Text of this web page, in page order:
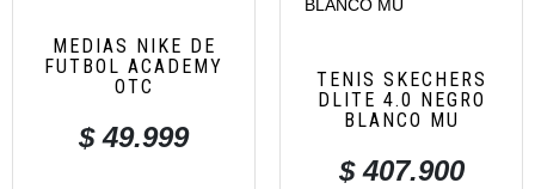
MEDIAS NIKE DE
FUTBOL ACADEMY
OTC
$49.999
TENIS SKECHERS
DLITE 4.0 NEGRO
BLANCO MU
$407.900